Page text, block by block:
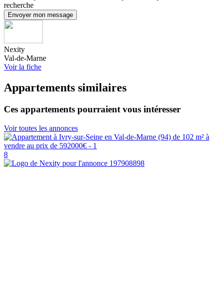
recherche
Envoyer mon message
Nexity
Val-de-Marne
Voir la fiche
Appartements similaires
Ces appartements pourraient vous intéresser
Voir toutes les annonces
8